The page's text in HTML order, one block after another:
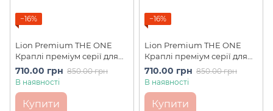
−16%
Lion Premium THE ONE
Краплі преміум серії для
відновлення рогівки ока,
проти запалень,
Smile 40 Mild (15 мл)
710.00 грн 850.00 грн
В наявності
Купити
−16%
Lion Premium THE ONE
Краплі преміум серії для
відновлення рогівки ока,
проти запалень,
Smile 40 Cool MAX (15 мл)
710.00 грн 850.00 грн
В наявності
Купити